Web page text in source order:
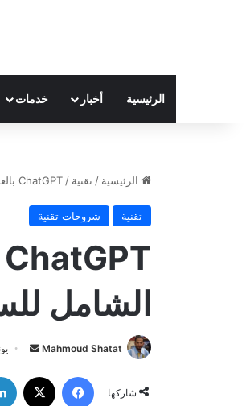
الرئيسية أخبار خدمات
الرئيسية / تقنية / ChatGPT بالعربي للعمل — الدليل الشامل للسعودية 2026
تقنية شروحات تقنية
الشامل
Mahmoud Shatat
س
شاركها